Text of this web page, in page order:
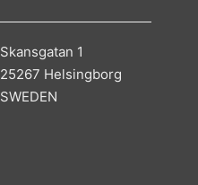
Skansgatan 1
25267 Helsingborg
SWEDEN